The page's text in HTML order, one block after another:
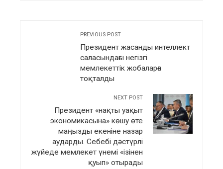
PREVIOUS POST
Президент жасанды интеллект
саласындағы негізгі
мемлекеттік жобаларға
тоқталды
NEXT POST
Президент «нақты уақыт
экономикасына» көшу өте
маңызды екеніне назар
аударды. Себебі дәстүрлі
жүйеде мемлекет үнемі «ізінен
қуып» отырады